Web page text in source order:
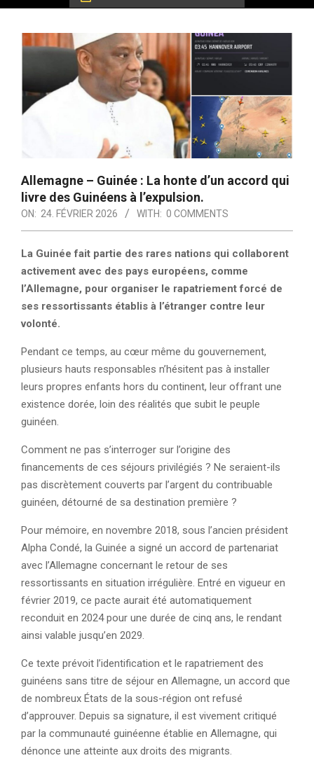
Allemagne – Guinée : La honte d’un accord qui
livre des Guinéens à l’expulsion.
ON: 24. FÉVRIER 2026 WITH: 0 COMMENTS
La Guinée fait partie des rares nations qui collaborent
activement avec des pays européens, comme
l’Allemagne, pour organiser le rapatriement forcé de
ses ressortissants établis à l’étranger contre leur
volonté.
Pendant ce temps, au cœur même du gouvernement,
plusieurs hauts responsables n’hésitent pas à installer
leurs propres enfants hors du continent, leur offrant une
existence dorée, loin des réalités que subit le peuple
guinéen.
Comment ne pas s’interroger sur l’origine des
financements de ces séjours privilégiés ? Ne seraient-ils
pas discrètement couverts par l’argent du contribuable
guinéen, détourné de sa destination première ?
Pour mémoire, en novembre 2018, sous l’ancien président
Alpha Condé, la Guinée a signé un accord de partenariat
avec l’Allemagne concernant le retour de ses
ressortissants en situation irrégulière. Entré en vigueur en
février 2019, ce pacte aurait été automatiquement
reconduit en 2024 pour une durée de cinq ans, le rendant
ainsi valable jusqu’en 2029.
Ce texte prévoit l’identification et le rapatriement des
guinéens sans titre de séjour en Allemagne, un accord que
de nombreux États de la sous-région ont refusé
d’approuver. Depuis sa signature, il est vivement critiqué
par la communauté guinéenne établie en Allemagne, qui
dénonce une atteinte aux droits des migrants.